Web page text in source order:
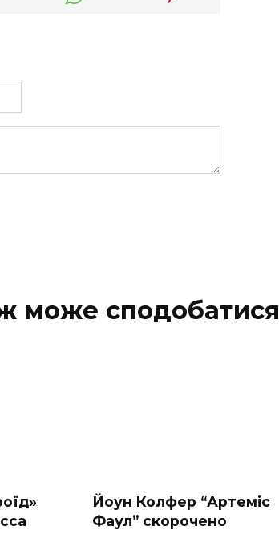
може сподобатися
Йоун Колфер “Артеміс
Фаул” скорочено